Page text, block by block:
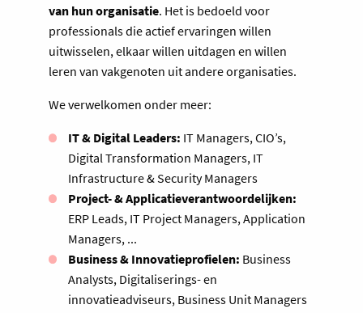
van hun organisatie. Het is bedoeld voor
professionals die actief ervaringen willen
uitwisselen, elkaar willen uitdagen en willen
leren van vakgenoten uit andere organisaties.
We verwelkomen onder meer:
IT & Digital Leaders: IT Managers, CIO’s,
Digital Transformation Managers, IT
Infrastructure & Security Managers
Project- & Applicatieverantwoordelijken:
ERP Leads, IT Project Managers, Application
Managers, ...
Business & Innovatieprofielen: Business
Analysts, Digitaliserings- en
innovatieadviseurs, Business Unit Managers